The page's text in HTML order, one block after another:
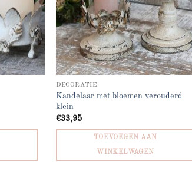
DECORATIE
Kandelaar met bloemen verouderd
klein
€33,95
TOEVOEGEN AAN
WINKELWAGEN